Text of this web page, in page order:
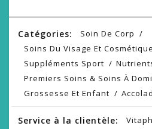
Catégories:
Soin De Corp
Soins Du Visage Et
Suppléments Sport
Premiers Soins & Soins À
Grossesse Et Enfant
Service à la clientèle: